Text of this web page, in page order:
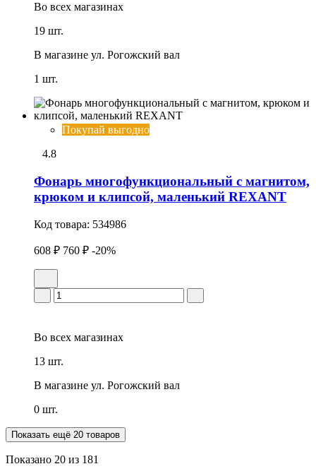
Во всех магазинах
19 шт.
В магазине ул. Рогожский вал
1 шт.
Покупай выгодно
4.8
Фонарь многофункциональный с магнитом,
крюком и клипсой, маленький REXANT
Код товара: 534986
608 ₽ 760 ₽ -20%
Во всех магазинах
13 шт.
В магазине ул. Рогожский вал
0 шт.
Показать ещё 20 товаров
Показано 20 из 181